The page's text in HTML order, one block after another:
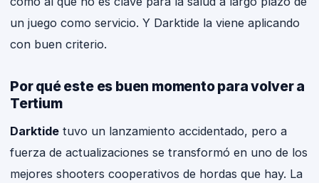
un juego como servicio. Y Darktide la viene aplicando
con buen criterio.
Por qué este es buen momento para volver a
Tertium
Darktide tuvo un lanzamiento accidentado, pero a
fuerza de actualizaciones se transformó en uno de los
mejores shooters cooperativos de hordas que hay. La